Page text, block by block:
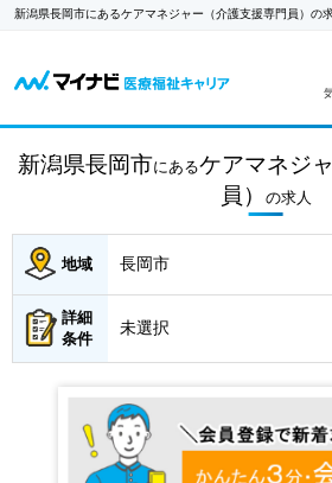
新潟県長岡市にあるケアマネジャー（介護支援専門員）の
新潟県長岡市にあるケアマネジ
員）
の求人
地域 長岡市
詳細
条件
未選択